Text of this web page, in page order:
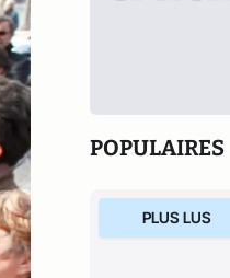
POPULAIRES
PLUS LUS